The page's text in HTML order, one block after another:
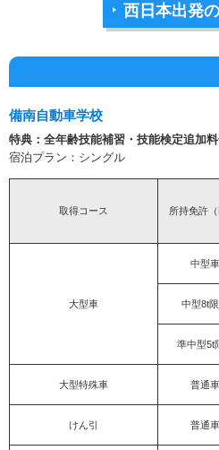
西日本出発
備南自動車学校
特典：全年齢技能補習・技能検定追加
宿泊プラン：シングル
取得コース 所持免許（
大型車
中型車
中型8t
準中型5t
大型特殊車 普通車
けん引 普通車